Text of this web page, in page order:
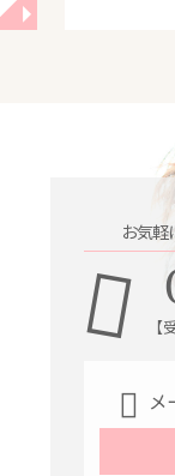
◥
お気軽
メ